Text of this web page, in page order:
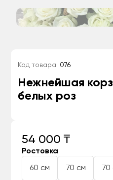
Код товара: 076
Нежнейшая
белых роз
54 000 ₸
Ростовка
60 см 70 см 70